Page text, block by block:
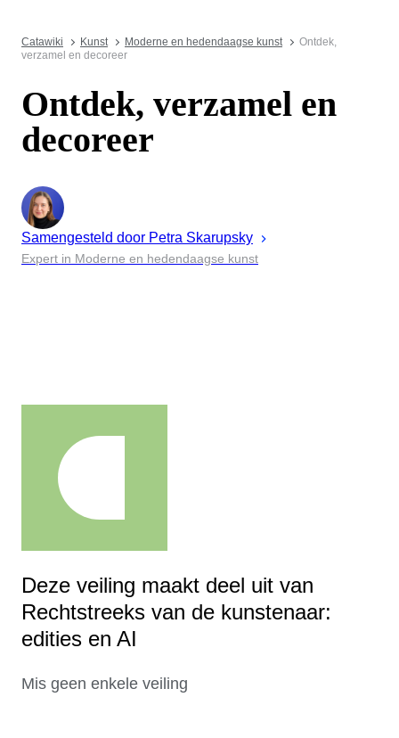
Catawiki Kunst Moderne en hedendaagse kunst
Ontdek,
verzamel en decoreer
Ontdek, verzamel en
decoreer
Samengesteld door Petra Skarupsky
Expert in Moderne en hedendaagse kunst
Deze veiling maakt deel uit van
Rechtstreeks van de kunstenaar:
edities en AI
Mis geen enkele veiling